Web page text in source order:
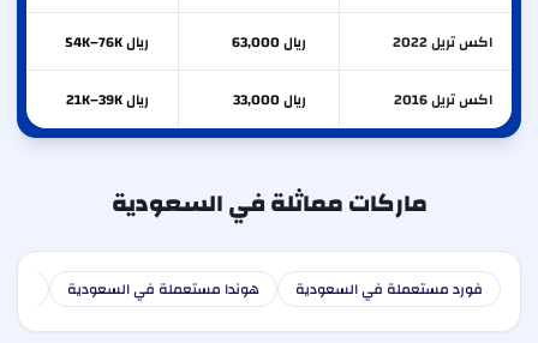
اكس تريل 2022 ريال 63,000 ريال 54K–76K
اكس تريل 2016 ريال 33,000 ريال 21K–39K
ماركات مماثلة في السعودية
فورد مستعملة في السعودية هوندا مستعملة في السعودية